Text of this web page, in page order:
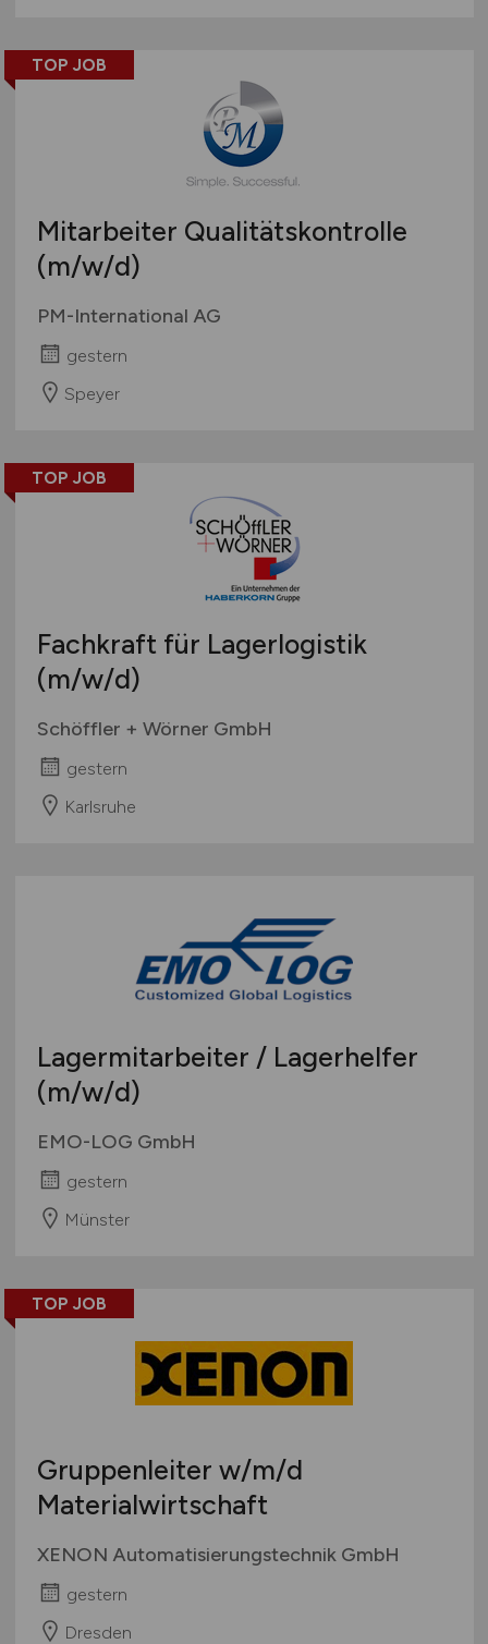
TOP JOB
Mitarbeiter Qualitätskontrolle
(m/w/d)
PM-International AG
gestern
Speyer
TOP JOB
Fachkraft für Lagerlogistik
(m/w/d)
Schöffler + Wörner GmbH
gestern
Karlsruhe
Lagermitarbeiter / Lagerhelfer
(m/w/d)
EMO-LOG GmbH
gestern
Münster
TOP JOB
Gruppenleiter w/m/d
Materialwirtschaft
XENON Automatisierungstechnik GmbH
gestern
Dresden